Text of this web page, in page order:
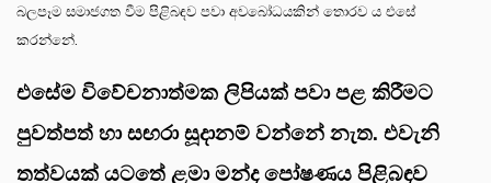
බලපෑම සමාජගත වීම පිළිබඳව පවා අවබෝධයකින් තොරව ය එසේ
කරන්නේ.
එසේම විවේචනාත්මක ලිපියක් පවා පළ කිරීමට
පුවත්පත් හා සඟරා සූදානම් වන්නේ නැත. එවැනි
තත්වයක් යටතේ ළමා මන්ද පෝෂණය පිළිබඳව